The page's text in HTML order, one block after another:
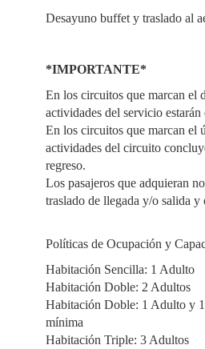
Desayuno buffet y traslado al
*IMPORTANTE*
En los circuitos que marcan el
actividades del servicio
En los circuitos que marcan el
actividades del circuito
regreso.
Los pasajeros que adquieran
traslado de llegada y/o salida y
Políticas de Ocupación y
Habitación Sencilla: 1 Adulto
Habitación Doble: 2 Adultos
Habitación Doble: 1 Adulto y
mínima
Habitación Triple: 3 Adultos